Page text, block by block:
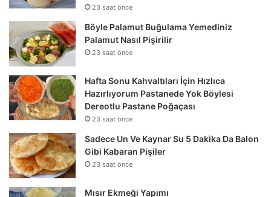
23 saat önce
Böyle Palamut Buğulama Yemediniz
Palamut Nasıl Pişirilir
23 saat önce
Hafta Sonu Kahvaltıları İçin Hızlıca
Hazırlıyorum Pastanede Yok Böylesi
Dereotlu Pastane Poğaçası
23 saat önce
Sadece Un Ve Kaynar Su 5 Dakika Da Balon
Gibi Kabaran Pişiler
23 saat önce
Mısır Ekmeği Yapımı